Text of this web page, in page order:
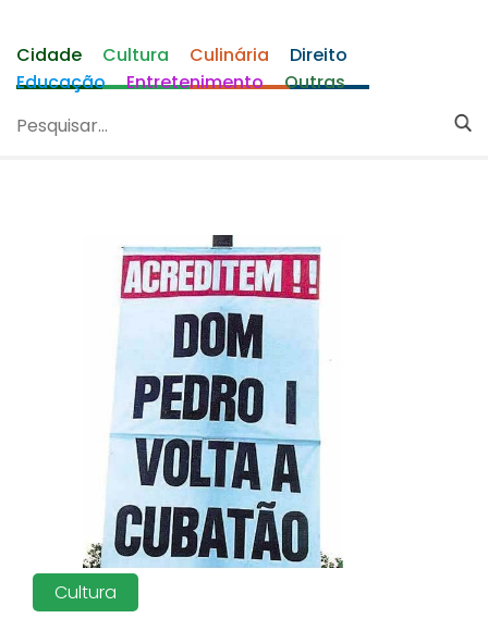
Cidade Cultura Culinária
Direito
Educação
Entretenimento Outras
Cultura